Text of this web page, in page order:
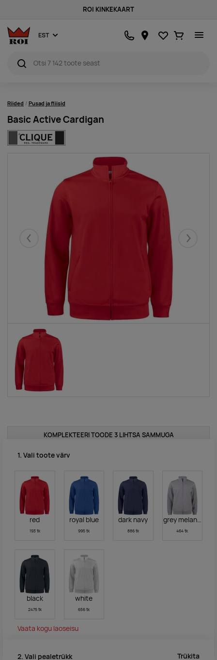
ROI KINKEKAART
EST Lemmikud
Ostukorv
Riided Pusad ja fliisid
Basic Active Cardigan
Eelmised
KOMPLEKTEERI TOODE 3 LIHTSA SAMMUGA
1. Vali toote värv
red
193 tk
royal blue
995 tk
dark navy
886 tk
grey melange
464 tk
black
2475 tk
white
656 tk
Vaata kogu laoseisu
2. Vali pealetrükk Trükita